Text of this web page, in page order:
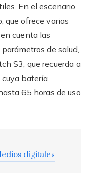
En el escenario
que ofrece varias
cuenta las
de salud,
S3, que recuerda a
cuya batería
65 horas de uso
digitales